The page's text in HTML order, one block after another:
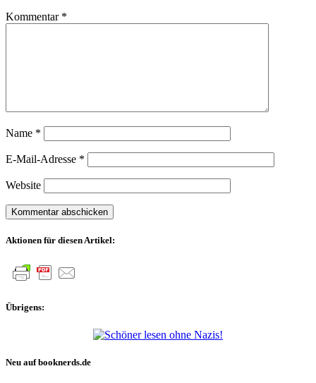
Kommentar *
Name *
E-Mail-Adresse *
Website
Aktionen für diesen Artikel:
Übrigens:
Neu auf booknerds.de